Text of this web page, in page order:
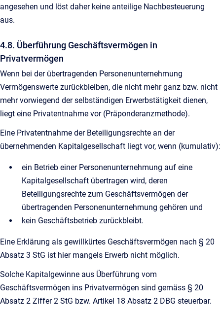
angesehen und löst daher keine anteilige Nachbesteuerung
aus.
4.8. Überführung Geschäftsvermögen in
Privatvermögen
Wenn bei der übertragenden Personenunternehmung
Vermögenswerte zurückbleiben, die nicht mehr ganz bzw. nicht
mehr vorwiegend der selbständigen Erwerbstätigkeit dienen,
liegt eine Privatentnahme vor (Präponderanzmethode).
Eine Privatentnahme der Beteiligungsrechte an der
übernehmenden Kapitalgesellschaft liegt vor, wenn (kumulativ):
ein Betrieb einer Personenunternehmung auf eine
Kapitalgesellschaft übertragen wird, deren
Beteiligungsrechte zum Geschäftsvermögen der
übertragenden Personenunternehmung gehören und
kein Geschäftsbetrieb zurückbleibt.
Eine Erklärung als gewillkürtes Geschäftsvermögen nach § 20
Absatz 3 StG ist hier mangels Erwerb nicht möglich.
Solche Kapitalgewinne aus Überführung vom
Geschäftsvermögen ins Privatvermögen sind gemäss § 20
Absatz 2 Ziffer 2 StG bzw. Artikel 18 Absatz 2 DBG steuerbar.